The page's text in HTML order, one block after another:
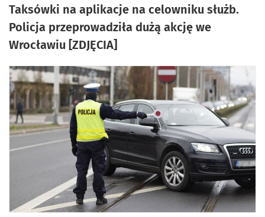
Taksówki na aplikacje na celowniku służb.
Policja przeprowadziła dużą akcję we
Wrocławiu [ZDJĘCIA]